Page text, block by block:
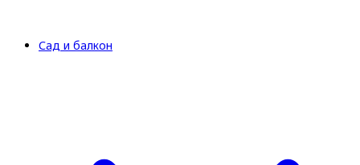
Сад и балкон